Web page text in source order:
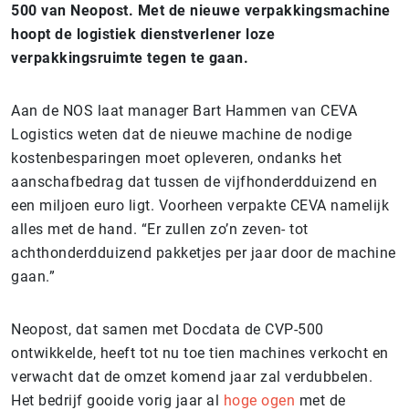
500 van Neopost. Met de nieuwe verpakkingsmachine
hoopt de logistiek dienstverlener loze
verpakkingsruimte tegen te gaan.
Aan de NOS laat manager Bart Hammen van CEVA
Logistics weten dat de nieuwe machine de nodige
kostenbesparingen moet opleveren, ondanks het
aanschafbedrag dat tussen de vijfhonderdduizend en
een miljoen euro ligt. Voorheen verpakte CEVA namelijk
alles met de hand. “Er zullen zo’n zeven- tot
achthonderdduizend pakketjes per jaar door de machine
gaan.”
Neopost, dat samen met Docdata de CVP-500
ontwikkelde, heeft tot nu toe tien machines verkocht en
verwacht dat de omzet komend jaar zal verdubbelen.
Het bedrijf gooide vorig jaar al hoge ogen met de